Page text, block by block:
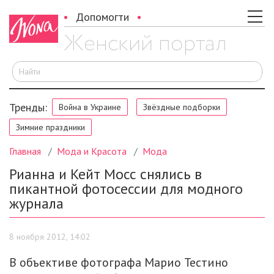
Допомогти
Тренды: Война в Украине
Звёздные подборки
Зимние праздники
Главная Мода и Красота Мода
Рианна и Кейт Мосс снялись в
пикантной фотосессии для модного
журнала
8 ноября 2012, 14:02
В объективе фотографа Марио Тестино